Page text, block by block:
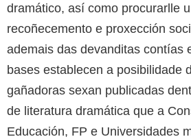
dramático, así como procurarlle
recoñecemento e proxección
ademais das devanditas contías
bases establecen a posibilidade
gañadoras sexan publicadas
de literatura dramática que a
Educación, FP e Universidades